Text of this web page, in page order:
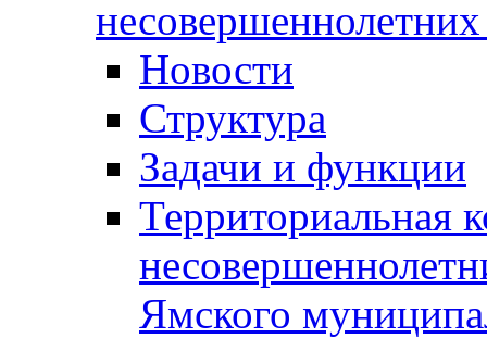
Новости
Структура
Задачи и функции
Территориальная
Ямского